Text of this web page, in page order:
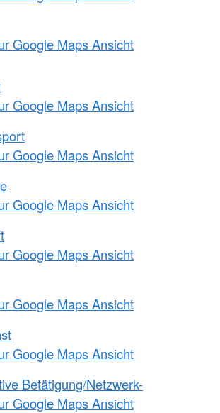
Google Maps Ansicht
Google Maps Ansicht
Google Maps Ansicht
Google Maps Ansicht
Google Maps Ansicht
Google Maps Ansicht
Google Maps Ansicht
Betätigung/Netzwerk-
Google Maps Ansicht